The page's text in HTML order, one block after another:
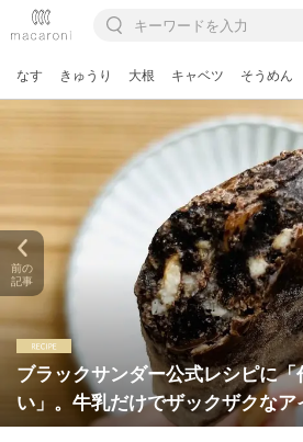
なす きゅうり 大根 キャベツ そうめん
ブラックサンダー公式レシピに
い」。牛乳だけでザックザクなア
前の
記事